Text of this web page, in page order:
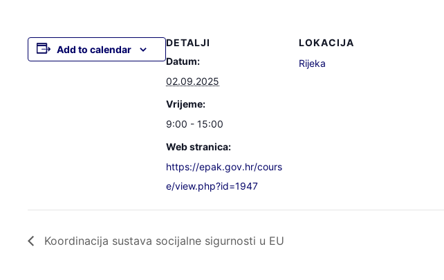
Add to calendar
DETALJI
Datum:
02.09.2025
Vrijeme:
9:00 - 15:00
Web stranica:
https://epak.gov.hr/cours
e/view.php?id=1947
LOKACIJA
Rijeka
Koordinacija sustava socijalne sigurnosti u EU